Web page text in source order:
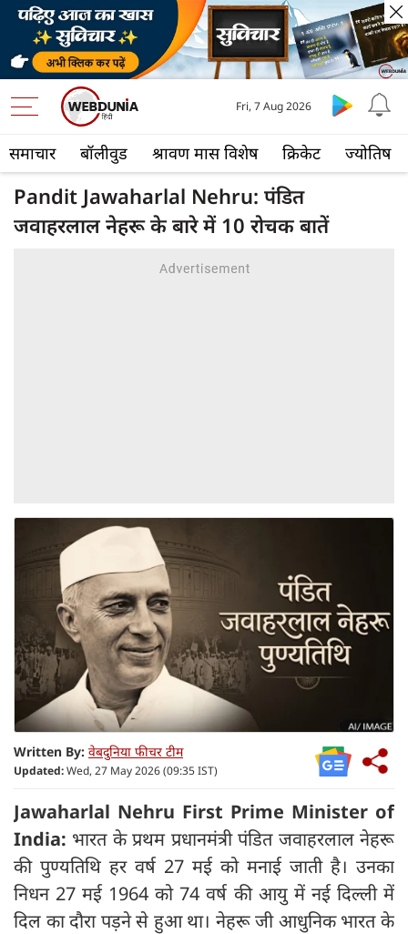
समाचार बॉलीवुड श्रावण मास विशेष क्रिकेट ज्योतिष
Fri, 7 Aug 2026
Pandit Jawaharlal Nehru: पंडित
जवाहरलाल नेहरू के बारे में 10 रोचक बातें
Written By: वेबदुनिया फीचर टीम
Updated:Wed, 27 May 2026 (09:35 IST)
Jawaharlal Nehru First Prime Minister of
India: भारत के प्रथम प्रधानमंत्री पंडित जवाहरलाल नेहरू
की पुण्यतिथि हर वर्ष 27 मई को मनाई जाती है। उनका
निधन 27 मई 1964 को 74 वर्ष की आयु में नई दिल्ली में
दिल का दौरा पड़ने से हुआ था। नेहरू जी आधुनिक भारत के